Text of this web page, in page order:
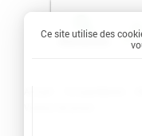
Recherche
Ce site utilise des